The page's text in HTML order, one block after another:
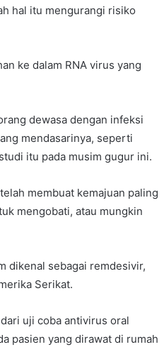
hal itu mengurangi risiko
ke dalam RNA virus yang
dewasa dengan infeksi
mendasarinya, seperti
itu pada musim gugur ini.
membuat kemajuan paling
mengobati, atau mungkin
dikenal sebagai remdesivir,
Serikat.
uji coba antivirus oral
pasien yang dirawat di rumah